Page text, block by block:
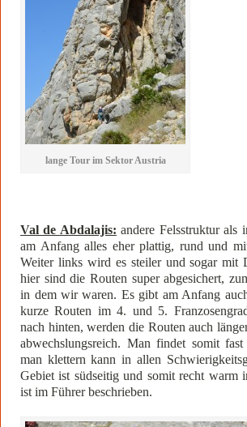
lange Tour im Sektor Austria
Val de Abdalajis: andere Felsstruktur als
am Anfang alles eher plattig, rund und
Weiter links wird es steiler und sogar mit
hier sind die Routen super abgesichert,
in dem wir waren. Es gibt am Anfang
kurze Routen im 4. und 5.
nach hinten, werden die Routen auch
abwechslungsreich. Man findet somit
man klettern kann in allen
Gebiet ist südseitig und somit recht warm
ist im Führer beschrieben.